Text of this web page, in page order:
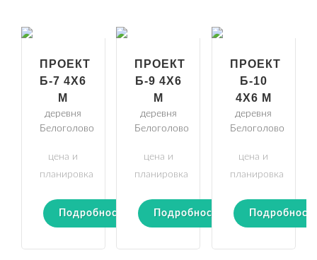
ПРОЕКТ
Б-7 4Х6
М
деревня
Белоголово
цена и
планировка
Подробности
ПРОЕКТ
Б-9 4Х6
М
деревня
Белоголово
цена и
планировка
Подробности
ПРОЕКТ
Б-10
4Х6 М
деревня
Белоголово
цена и
планировка